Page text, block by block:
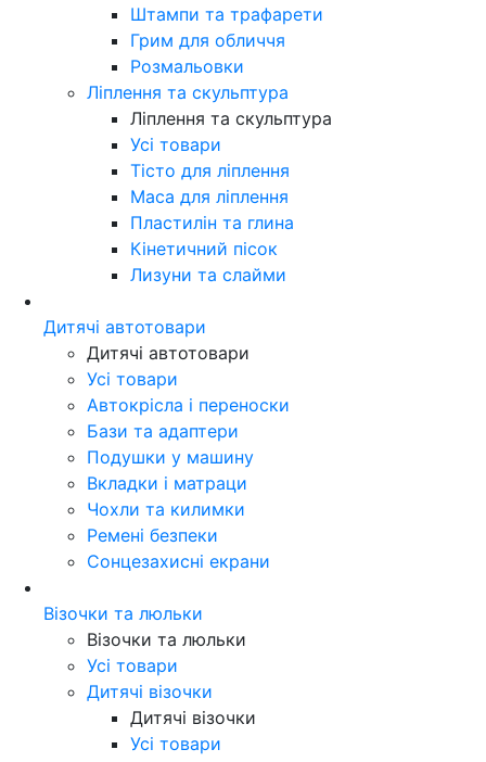
Штампи та трафарети
Грим для обличчя
Розмальовки
Ліплення та скульптура
Ліплення та скульптура
Усі товари
Тісто для ліплення
Маса для ліплення
Пластилін та глина
Кінетичний пісок
Лизуни та слайми
Дитячі автотовари
Дитячі автотовари
Усі товари
Автокрісла і переноски
Бази та адаптери
Подушки у машину
Вкладки і матраци
Чохли та килимки
Ремені безпеки
Сонцезахисні екрани
Візочки та люльки
Візочки та люльки
Усі товари
Дитячі візочки
Дитячі візочки
Усі товари